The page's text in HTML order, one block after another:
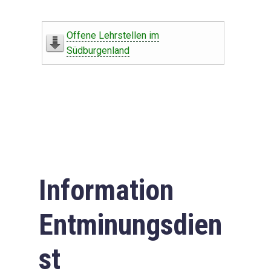
Offene Lehrstellen im
Südburgenland
Information
Entminungsdien
st